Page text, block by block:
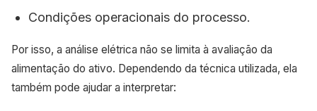
Condições operacionais do processo.
Por isso, a análise elétrica não se limita à avaliação da
alimentação do ativo. Dependendo da técnica utilizada, ela
também pode ajudar a interpretar: